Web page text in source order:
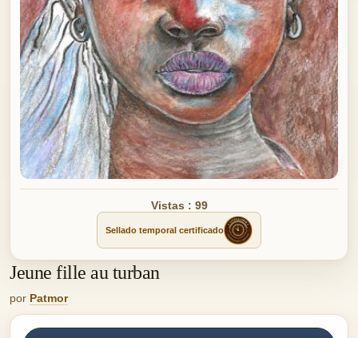
Vistas : 99
Sellado temporal certificado
Jeune fille au turban
por Patmor